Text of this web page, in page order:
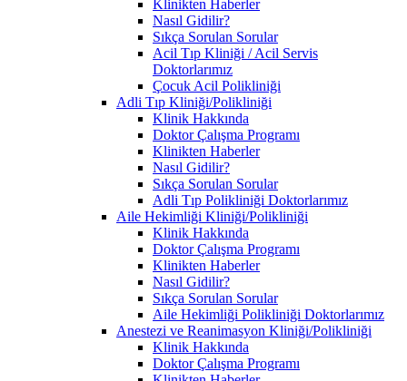
Klinikten Haberler
Nasıl Gidilir?
Sıkça Sorulan Sorular
Acil Tıp Kliniği / Acil Servis
Doktorlarımız
Çocuk Acil Polikliniği
Adli Tıp Kliniği/Polikliniği
Klinik Hakkında
Doktor Çalışma Programı
Klinikten Haberler
Nasıl Gidilir?
Sıkça Sorulan Sorular
Adli Tıp Polikliniği Doktorlarımız
Aile Hekimliği Kliniği/Polikliniği
Klinik Hakkında
Doktor Çalışma Programı
Klinikten Haberler
Nasıl Gidilir?
Sıkça Sorulan Sorular
Aile Hekimliği Polikliniği Doktorlarımız
Anestezi ve Reanimasyon Kliniği/Polikliniği
Klinik Hakkında
Doktor Çalışma Programı